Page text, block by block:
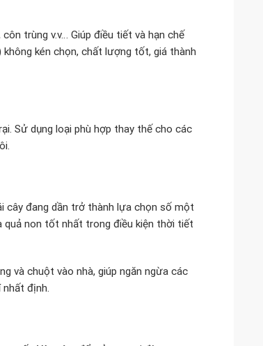
trùng v.v… Giúp điều tiết và hạn chế
kén chọn, chất lượng tốt, giá thành
Sử dụng loại phù hợp thay thế cho các
cây đang dần trở thành lựa chọn số một
quả non tốt nhất trong điều kiện thời tiết
và chuột vào nhà, giúp ngăn ngừa các
định.